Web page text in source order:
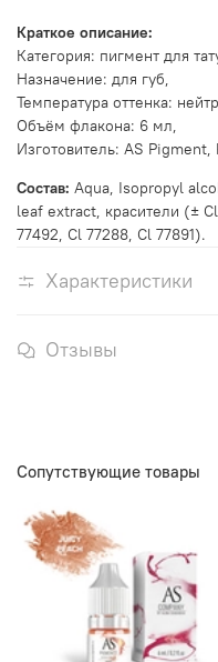
Краткое описание:
Категория: пигмент для
Назначение: для губ,
Температура оттенка:
Объём флакона: 6 мл,
Изготовитель: AS Pigment,
Состав: Aqua, Isopropyl
leaf extract, красители (± Cl
77492, Cl 77288, Cl 77891).
Характеристики
Отзывы
Сопутствующие товары